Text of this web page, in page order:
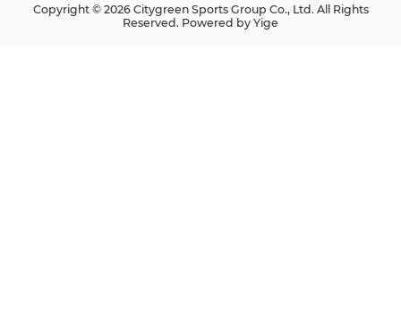
Copyright © 2026 Citygreen Sports Group Co., Ltd. All Rights
Reserved. Powered by Yige